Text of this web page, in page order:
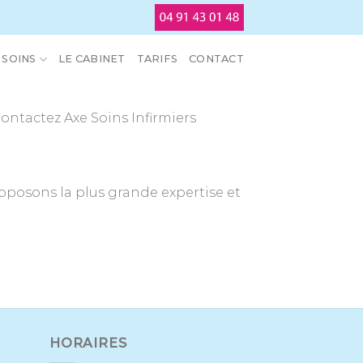
SOINS LE CABINET TARIFS CONTACT
Axe Soins Infirmiers
la plus grande expertise et
HORAIRES